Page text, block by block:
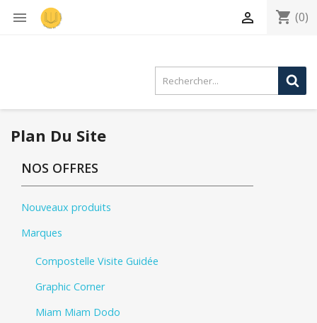
 shopping_cart (0)

Plan Du Site
NOS OFFRES
Nouveaux produits
Marques
Compostelle Visite Guidée
Graphic Corner
Miam Miam Dodo